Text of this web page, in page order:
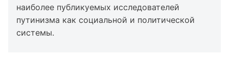
наиболее публикуемых исследователей
путинизма как социальной и политической
системы.